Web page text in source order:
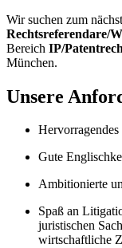
Wir suchen zum
Rechtsreferendare/
Bereich IP/
München.
Unsere
Hervorragendes
Gute
Ambitionierte
Spaß an
juristischen
wirtschaftliche